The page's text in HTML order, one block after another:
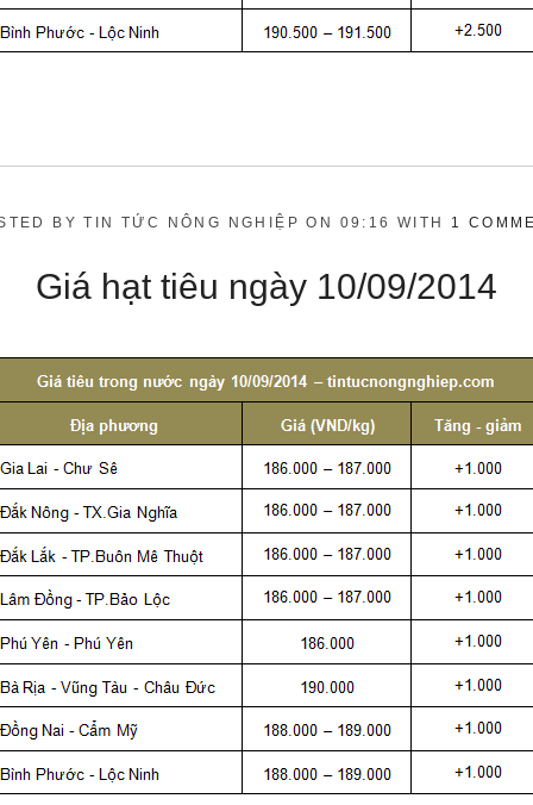
BY TIN TỨC NÔNG NGHIỆP ON 09:16 WITH 1
Giá hạt tiêu ngày 10/09/2014